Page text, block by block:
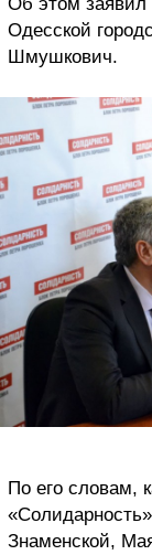
Одесской
Шмушкович.
По его словам,
Знаменской,